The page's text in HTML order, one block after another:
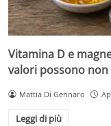
Vitamina D e
valori possono non
Mattia Di Gennaro
Leggi di più